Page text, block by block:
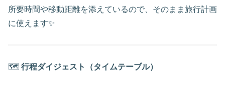
所要時間や移動距離を添えているので、そのまま旅行計画
に使えます✨
🗺 行程ダイジェスト（タイムテーブル）